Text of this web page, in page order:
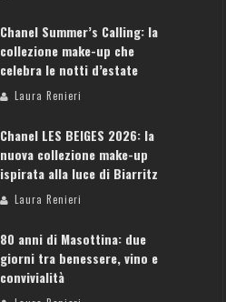
Chanel Summer’s Calling: la
collezione make-up che
celebra le notti d’estate
Laura Renieri
Chanel LES BEIGES 2026: la
nuova collezione make-up
ispirata alla luce di Biarritz
Laura Renieri
80 anni di Masottina: due
giorni tra benessere, vino e
convivialità